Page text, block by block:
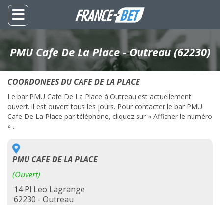
PMU Cafe De La Place - Outreau (62230)
COORDONEES DU CAFE DE LA PLACE
Le bar PMU Cafe De La Place à Outreau est actuellement
ouvert. il est ouvert tous les jours. Pour contacter le bar PMU
Cafe De La Place par téléphone, cliquez sur « Afficher le numéro
» .
PMU CAFE DE LA PLACE
(Ouvert)
14 Pl Leo Lagrange
62230 - Outreau